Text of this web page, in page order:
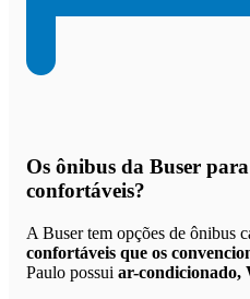
Os ônibus da Buser
confortáveis?
A Buser tem opções de ônibus
confortáveis que os
Paulo possui ar-condicionado,